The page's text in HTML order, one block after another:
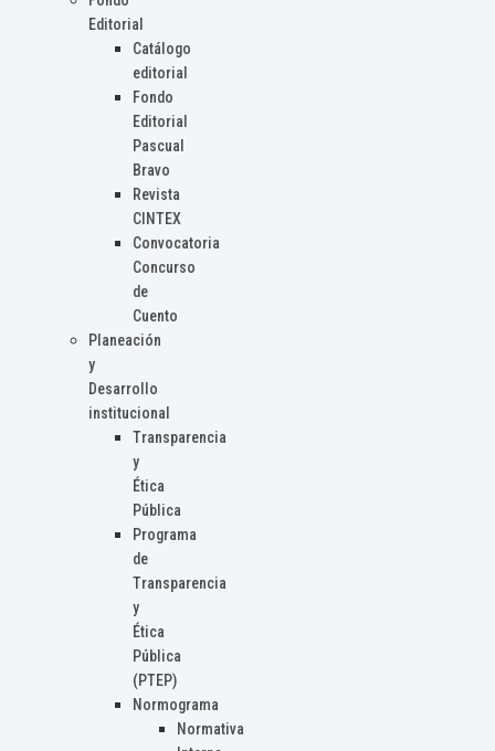
Editorial
Catálogo
editorial
Fondo
Editorial
Pascual
Bravo
Revista
CINTEX
Convocatoria
Concurso
de
Cuento
Planeación
y
Desarrollo
institucional
Transparencia
y
Ética
Pública
Programa
de
Transparencia
y
Ética
Pública
(PTEP)
Normograma
Normativa